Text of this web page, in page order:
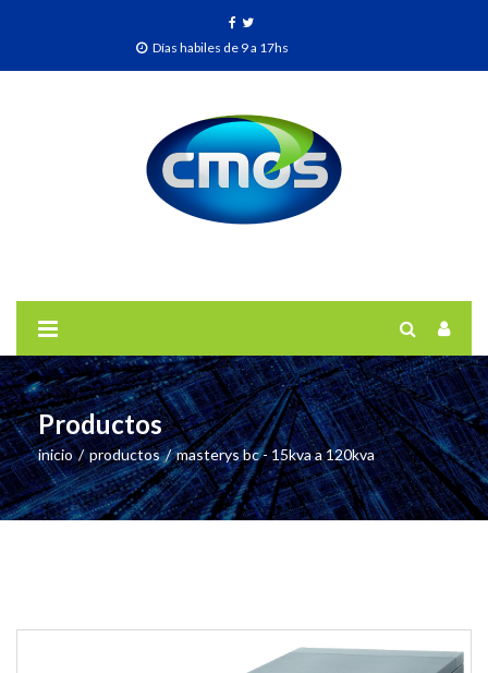
Días habiles de 9 a 17hs
Productos
inicio / productos / masterys bc - 15kva a 120kva